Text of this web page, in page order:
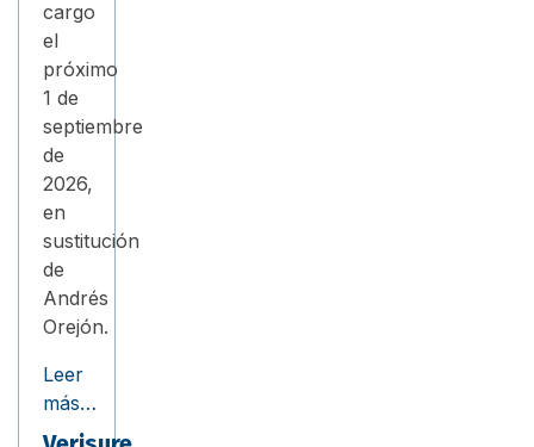
cargo
el
próximo
1 de
septiembre
de
2026,
en
sustitución
de
Andrés
Orejón.
Leer
más…